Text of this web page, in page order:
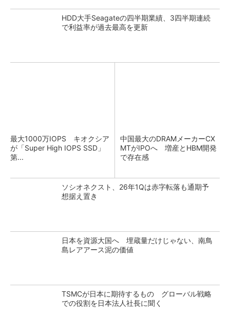
HDD大手Seagateの四半期業績、3四半期連続
で利益率が過去最高を更新
最大1000万IOPS キオクシア
が「Super High IOPS SSD」
第...
中国最大のDRAMメーカーCX
MTがIPOへ 増産とHBM開発
で存在感
ソシオネクスト、26年1Qは赤字転落も通期予
想据え置き
日本を資源大国へ 埋蔵量だけじゃない、南鳥
島レアアース泥の価値
TSMCが日本に期待するもの グローバル戦略
での役割を日本法人社長に聞く